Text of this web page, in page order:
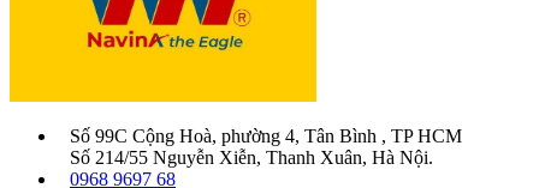
Số 99C Cộng Hoà, phường 4, Tân Bình , TP HCM
Số 214/55 Nguyễn Xiễn, Thanh Xuân, Hà Nội.
0968 9697 68